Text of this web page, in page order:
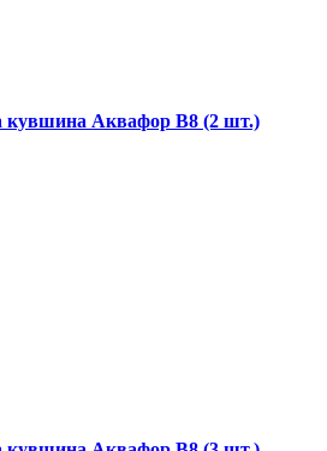
кувшина Аквафор В8 (2 шт.)